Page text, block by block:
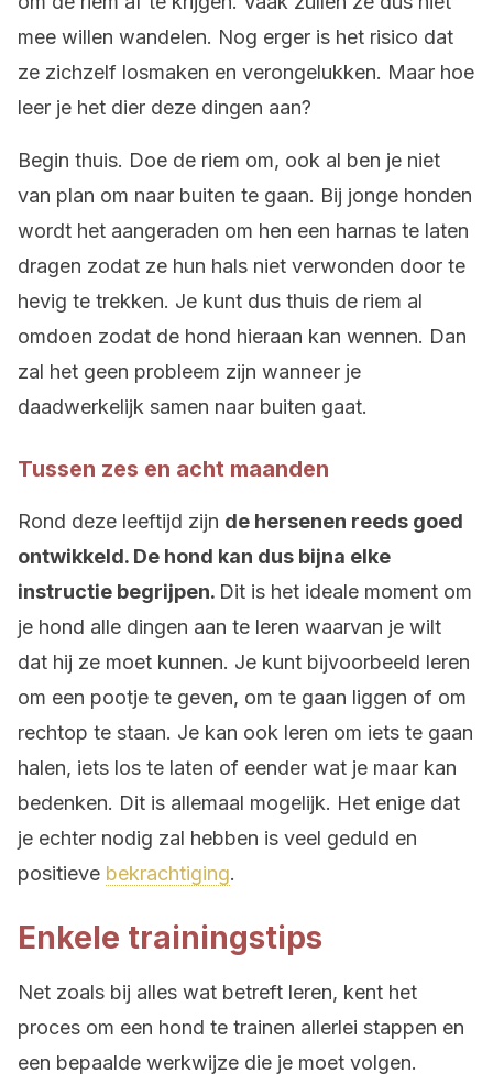
mee willen wandelen. Nog erger is het risico dat
ze zichzelf losmaken en verongelukken. Maar hoe
leer je het dier deze dingen aan?
Begin thuis. Doe de riem om, ook al ben je niet
van plan om naar buiten te gaan. Bij jonge honden
wordt het aangeraden om hen een harnas te laten
dragen zodat ze hun hals niet verwonden door te
hevig te trekken. Je kunt dus thuis de riem al
omdoen zodat de hond hieraan kan wennen. Dan
zal het geen probleem zijn wanneer je
daadwerkelijk samen naar buiten gaat.
Tussen zes en acht maanden
Rond deze leeftijd zijn de hersenen reeds goed
ontwikkeld. De hond kan dus bijna elke
instructie begrijpen. Dit is het ideale moment om
je hond alle dingen aan te leren waarvan je wilt
dat hij ze moet kunnen. Je kunt bijvoorbeeld leren
om een pootje te geven, om te gaan liggen of om
rechtop te staan. Je kan ook leren om iets te gaan
halen, iets los te laten of eender wat je maar kan
bedenken. Dit is allemaal mogelijk. Het enige dat
je echter nodig zal hebben is veel geduld en
positieve bekrachtiging.
Enkele trainingstips
Net zoals bij alles wat betreft leren, kent het
proces om een hond te trainen allerlei stappen en
een bepaalde werkwijze die je moet volgen.